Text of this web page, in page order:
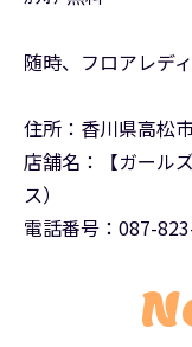
随時、フロアレデ
住所：香川県高松
店舗名：【ガール
ス）
電話番号：087-